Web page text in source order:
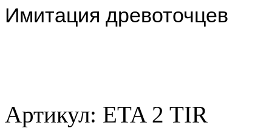
Имитация древоточцев
Артикул: ETA 2 TIR